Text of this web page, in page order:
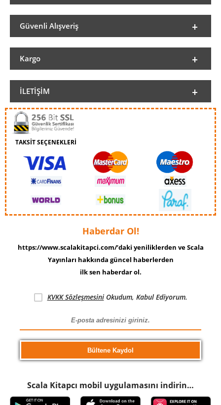
Güvenli Alışveriş
Kargo
İLETIŞIM
TAKSİT SEÇENEKLERİ
Haberdar Ol!
https://www.scalakitapci.com/’daki yeniliklerden ve Scala
Yayınları hakkında güncel haberlerden
ilk sen haberdar ol.
KVKK SözleşmesiniOkudum, Kabul Ediyorum.
Scala Kitapcı mobil uygulamasını indirin…